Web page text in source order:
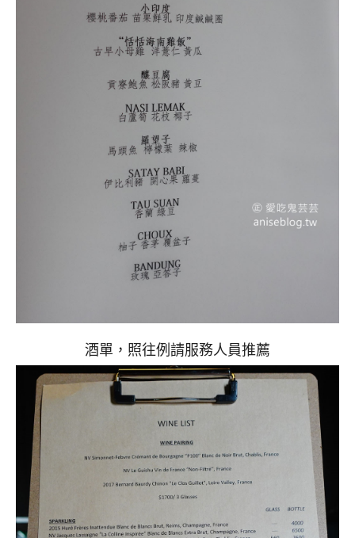
酒單，照往例請服務人員推薦